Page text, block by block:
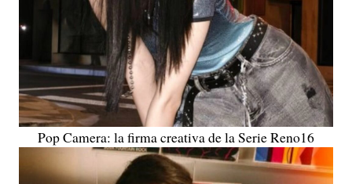
Pop Camera: la firma creativa de la Serie Reno16